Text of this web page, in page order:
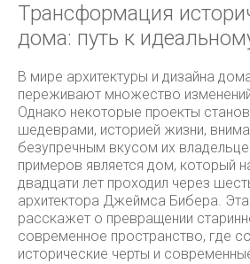
Трансформация
дома: путь к
В мире архитектуры и дизайна
переживают множество
Однако некоторые проекты
шедеврами, историей жизни,
безупречным вкусом их
примеров является дом, который
двадцати лет проходил через
архитектора Джеймса Бибера.
расскажет о превращении
современное пространство, где
исторические черты и